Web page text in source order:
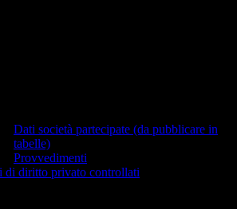
Dati società partecipate (da pubblicare in
tabelle)
Provvedimenti
di diritto privato controllati